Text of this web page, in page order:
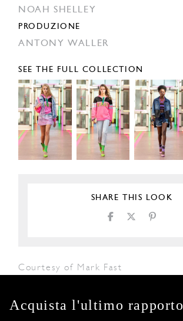
NOAH SHELLEY
PRODUZIONE
ANTONY WALLER
SEE THE FULL COLLECTION
SHARE THIS LOOK
Courtesy of Mark Fast
Acquista l'ultimo rapporto